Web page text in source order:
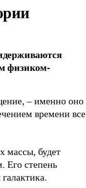
физиком-
– именно оно
времени все
массы, будет
Его степень